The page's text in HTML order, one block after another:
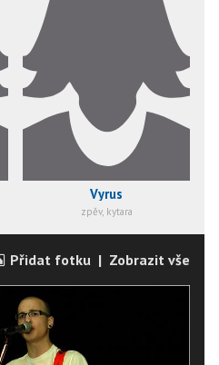
Vyrus
zpěv, kytara
Přidat fotku | Zobrazit vše